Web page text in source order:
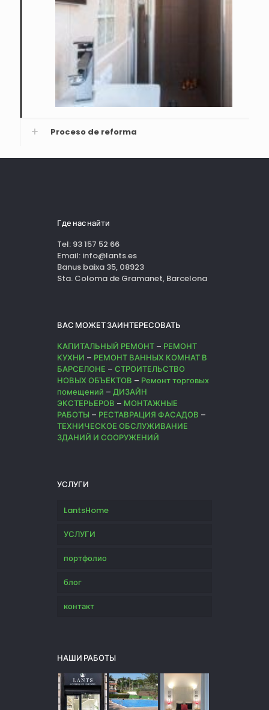
Proceso de reforma
Где нас найти
Tel: 93 157 52 66
Email: info@lants.es
Banus baixa 35, 08923
Sta. Coloma de Gramanet, Barcelona
ВАС МОЖЕТ ЗАИНТЕРЕСОВАТЬ
КАПИТАЛЬНЫЙ РЕМОНТ – РЕМОНТ
КУХНИ – РЕМОНТ ВАННЫХ КОМНАТ В
БАРСЕЛОНЕ – СТРОИТЕЛЬСТВО
НОВЫХ ОБЪЕКТОВ – Ремонт торговых
помещений – ДИЗАЙН
ЭКСТЕРЬЕРОВ – МОНТАЖНЫЕ
РАБОТЫ – РЕСТАВРАЦИЯ ФАСАДОВ –
ТЕХНИЧЕСКОЕ ОБСЛУЖИВАНИЕ
ЗДАНИЙ И СООРУЖЕНИЙ
УСЛУГИ
LantsHome
УСЛУГИ
портфолио
блог
контакт
НАШИ РАБОТЫ